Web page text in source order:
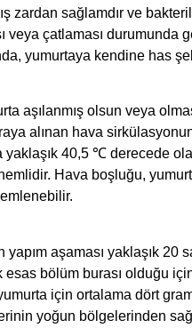
zardan sağlamdır ve
veya çatlaması durumunda
yumurtaya kendine has
aşılanmış olsun veya
alınan hava
yaklaşık 40,5 ℃ derecede
Hava boşluğu,
aşaması yaklaşık 20
bölüm burası olduğu
için ortalama dört
yoğun bölgelerinden